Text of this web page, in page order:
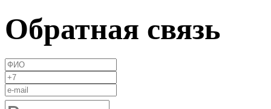
Обратная связь